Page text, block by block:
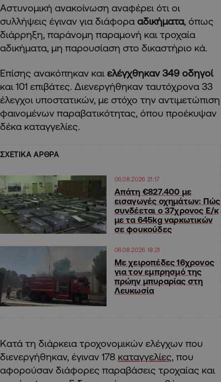
Αστυνομική ανακοίνωση αναφέρει ότι οι
συλλήψεις έγιναν για διάφορα αδικήματα, όπως
διάρρηξη, παράνομη παραμονή και τροχαία
αδικήματα, μη παρουσίαση στο δικαστήριο κά.
Επίσης ανακόπηκαν και ελέγχθηκαν 349 οδηγοί
και 101 επιβάτες. Διενεργήθηκαν ταυτόχρονα 33
έλεγχοι υποστατικών, με στόχο την αντιμετώπιση
φαινομένων παραβατικότητας, όπου προέκυψαν
δέκα καταγγελίες.
ΣΧΕΤΙΚΑ ΑΡΘΡΑ
06.08.2026 21:17
Απάτη €827.400 με
εισαγωγές οχημάτων: Πώς
συνδέεται ο 37χρονος Ε/κ
με τα 645kg ναρκωτικών
σε φουκούδες
06.08.2026 18:21
Με χειροπέδες 16χρονος
για τον εμπρησμό της
πρώην μπυραρίας στη
Λευκωσία
Κατά τη διάρκεια τροχονομικών ελέγχων που
διενεργήθηκαν, έγιναν 178 καταγγελίες, που
αφορούσαν διάφορες παραβάσεις τροχαίας και